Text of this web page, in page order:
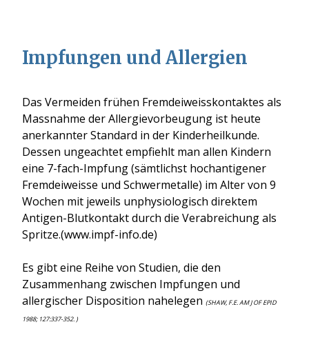
Impfungen und Allergien
Das Vermeiden frühen Fremdeiweisskontaktes als
Massnahme der Allergievorbeugung ist heute
anerkannter Standard in der Kinderheilkunde.
Dessen ungeachtet empfiehlt man allen Kindern
eine 7-fach-Impfung (sämtlichst hochantigener
Fremdeiweisse und Schwermetalle) im Alter von 9
Wochen mit jeweils unphysiologisch direktem
Antigen-Blutkontakt durch die Verabreichung als
Spritze.(www.impf-info.de)
Es gibt eine Reihe von Studien, die den
Zusammenhang zwischen Impfungen und
allergischer Disposition nahelegen (SHAW, F.E. AM J OF EPID
1988; 127:337-352. )